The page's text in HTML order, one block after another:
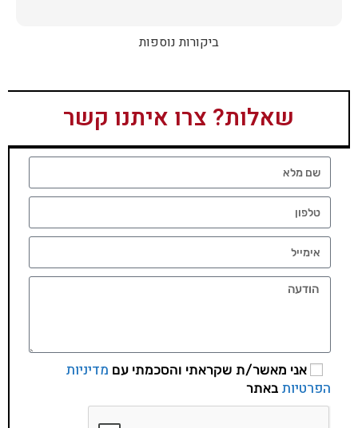
ביקורות נוספות
שאלות? צרו איתנו קשר
אני מאשר/ת שקראתי והסכמתי עם מדיניות
הפרטיות באתר